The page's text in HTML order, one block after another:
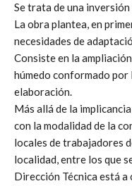
Se trata de una
La obra plantea, en
necesidades de
Consiste en la
húmedo conformado
elaboración.
Más allá de la
con la modalidad de la
locales de trabajadores
localidad, entre los que
Dirección Técnica está